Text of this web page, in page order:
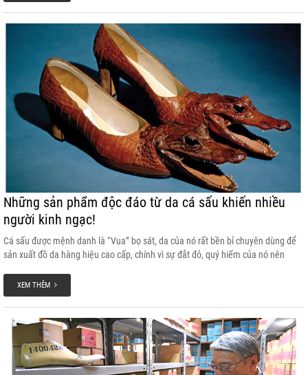
Những sản phẩm độc đáo từ da cá sấu khiến nhiều
người kinh ngạc!
Cá sấu được mệnh danh là “Vua” bọ sát, da của nó rất bền bỉ chuyên dùng để
sản xuất đồ da hàng hiệu cao cấp, chính vì sự đắt đỏ, quý hiếm của nó nên
thể con cá sấu, để chế tác ra những sản phẩm phụ kiện thời trang hết sức độc
đáo
XEM THÊM